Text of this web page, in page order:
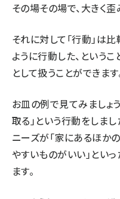
その場その場で、大きく歪
それに対して「行動」は
ように行動した、というこ
として扱うことができます
お皿の例で見てみましょ
取る」という行動をしま
ニーズが「家にあるほか
やすいものがいい」とい
ます。